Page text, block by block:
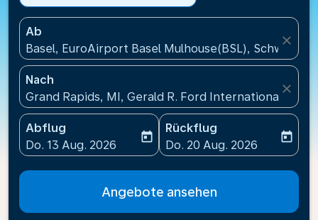
Ab
Basel, EuroAirport Basel Mulhouse(BSL), Schweiz
close
Nach
Grand Rapids, MI, Gerald R. Ford International
close
Abflug
fc-booking-departure-date-aria-label
Do. 13 Aug. 2026
today
Rückflug
fc-booking-return-date-
Do. 20 Aug. 2026
today
Angebote ansehen